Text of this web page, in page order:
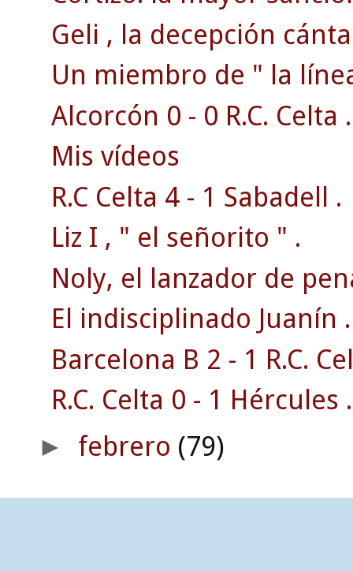
Geli , la decepción
Un miembro de " la
Alcorcón 0 - 0 R.C. Celta .
Mis vídeos
R.C Celta 4 - 1 Sabadell .
Liz I , " el señorito " .
Noly, el lanzador de
El indisciplinado Juanín .
Barcelona B 2 - 1 R.C.
R.C. Celta 0 - 1 Hércules .
► febrero (79)